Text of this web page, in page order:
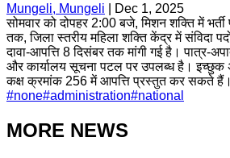
Mungeli, Mungeli
Dec 1, 2025
सोमवार को दोपहर 2:00 बजे, मिशन शक्ति में भर्ती
तक, जिला स्तरीय महिला शक्ति केंद्र में संविदा
दावा-आपत्ति 8 दिसंबर तक मांगी गई है। पात्र-
और कार्यालय सूचना पटल पर उपलब्ध है। इच्छुक
कक्ष क्रमांक 256 में आपत्ति प्रस्तुत कर सकते हैं।
#none#administration#national
MORE NEWS